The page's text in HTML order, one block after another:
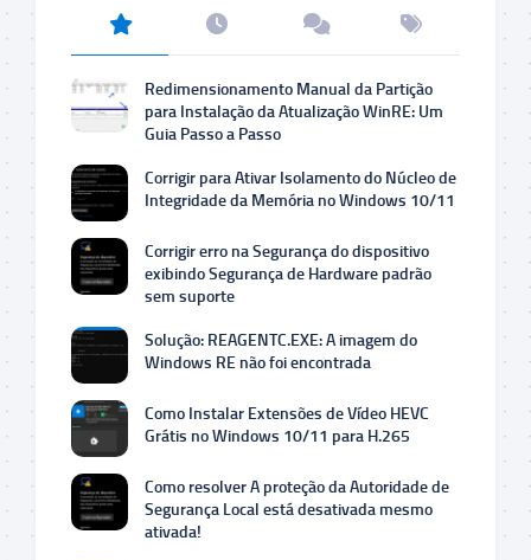
Redimensionamento Manual da Partição
para Instalação da Atualização WinRE: Um
Guia Passo a Passo
Corrigir para Ativar Isolamento do Núcleo de
Integridade da Memória no Windows 10/11
Corrigir erro na Segurança do dispositivo
exibindo Segurança de Hardware padrão
sem suporte
Solução: REAGENTC.EXE: A imagem do
Windows RE não foi encontrada
Como Instalar Extensões de Vídeo HEVC
Grátis no Windows 10/11 para H.265
Como resolver A proteção da Autoridade de
Segurança Local está desativada mesmo
ativada!